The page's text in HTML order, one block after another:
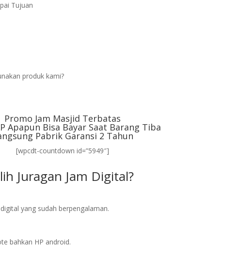
Tujuan
produk kami?
Promo Jam Masjid Terbatas
Apapun Bisa Bayar Saat Barang Tiba
Pabrik Garansi 2 Tahun
[wpcdt-countdown id=”5949″]
Juragan Jam Digital?
yang sudah berpengalaman.
bahkan HP android.